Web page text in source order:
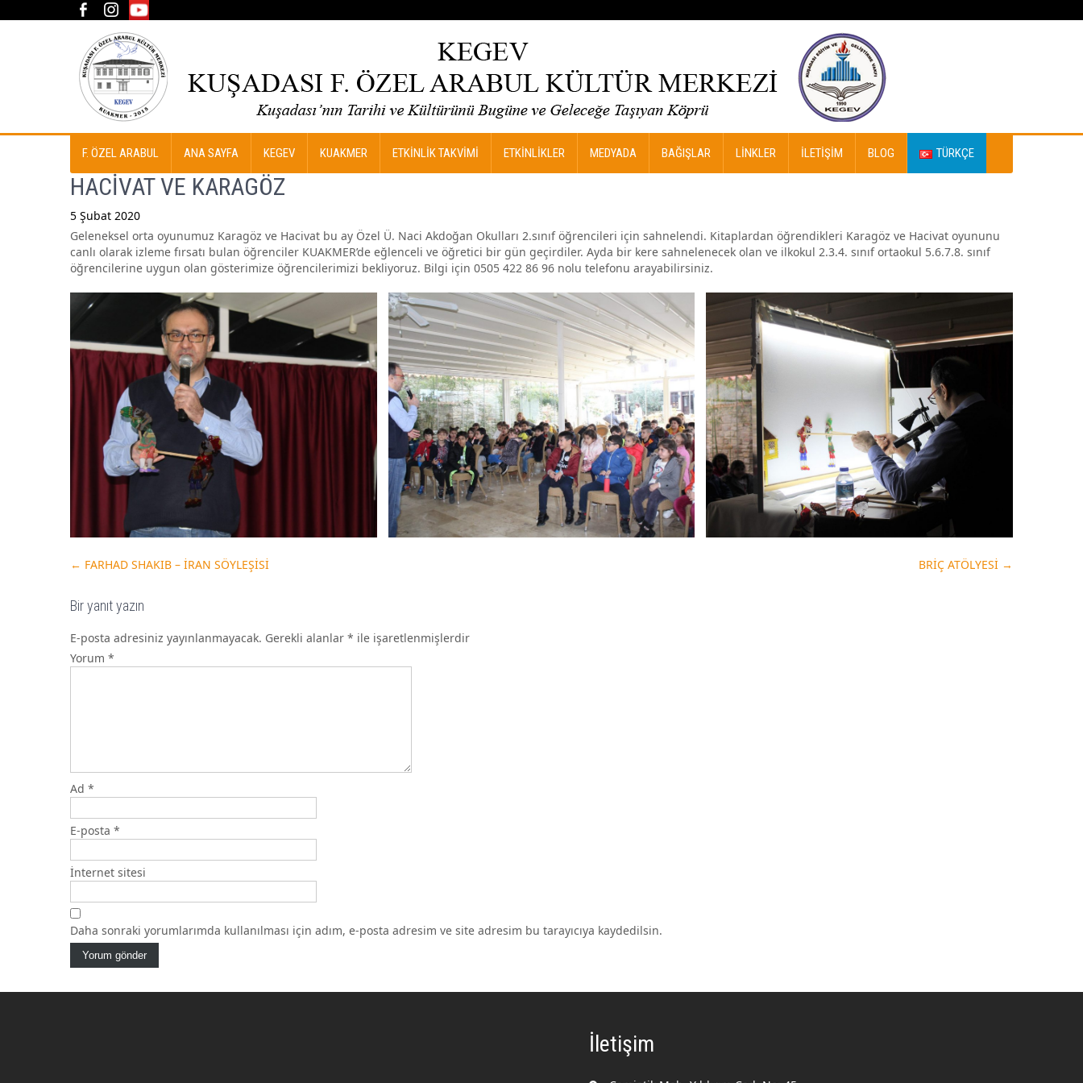
F. ÖZEL ARABUL ANA SAYFA KEGEV KUAKMER ETKİNLİK TAKVİMİ ETKİNLİKLER MEDYADA BAĞIŞLAR LINKLER İLETIŞIM BLOG TÜRKÇE
HACİVAT VE KARAGÖZ
5 Şubat 2020
Geleneksel orta oyunumuz Karagöz ve Hacivat bu ay Özel Ü. Naci Akdoğan Okulları 2.sınıf öğrencileri için sahnelendi. Kitaplardan öğrendikleri Karagöz ve Hacivat oyununu
canlı olarak izleme fırsatı bulan öğrenciler KUAKMER’de eğlenceli ve öğretici bir gün geçirdiler. Ayda bir kere sahnelenecek olan ve ilkokul 2.3.4. sınıf ortaokul 5.6.7.8. sınıf
öğrencilerine uygun olan gösterimize öğrencilerimizi bekliyoruz. Bilgi için 0505 422 86 96 nolu telefonu arayabilirsiniz.
Post
navigation
← FARHAD SHAKIB – İRAN SÖYLEŞİSİ BRİÇ ATÖLYESİ →
Bir yanıt yazın
E-posta adresiniz yayınlanmayacak. Gerekli alanlar * ile işaretlenmişlerdir
Yorum *
Ad *
E-posta *
İnternet sitesi
Daha sonraki yorumlarımda kullanılması için adım, e-posta adresim ve site adresim bu tarayıcıya kaydedilsin.
İletişim